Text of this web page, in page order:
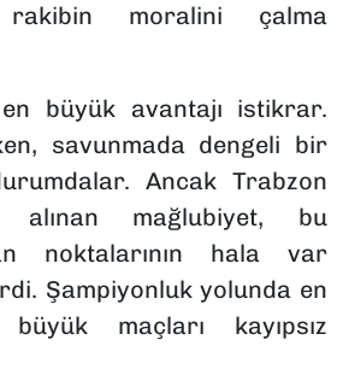
moralini çalma
en büyük avantajı istikrar.
savunmada dengeli bir
Ancak Trabzon
alınan mağlubiyet, bu
noktalarının hala var
Şampiyonluk yolunda en
maçları kayıpsız